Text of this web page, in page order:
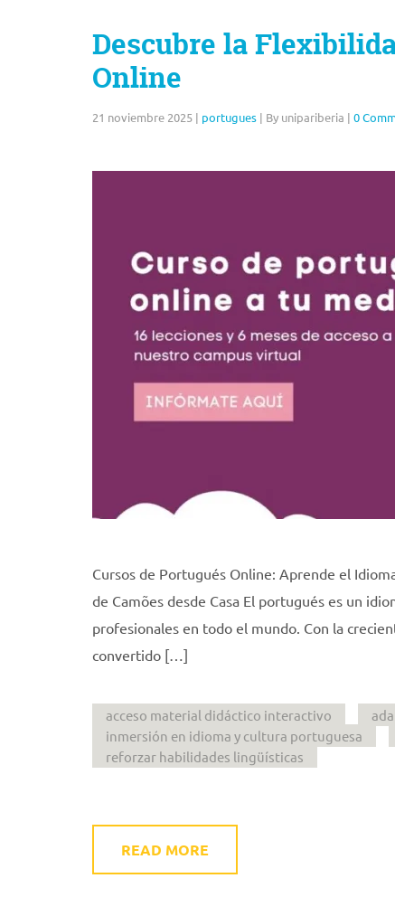
Descubre la
Online
21 noviembre 2025 | portugues | By unipariberia | 0
Cursos de Portugués Online: Aprende el
de Camões desde Casa El portugués es un
profesionales en todo el mundo. Con la
convertido […]
acceso material didáctico interactivo
inmersión en idioma y cultura portuguesa
reforzar habilidades lingüísticas
READ MORE